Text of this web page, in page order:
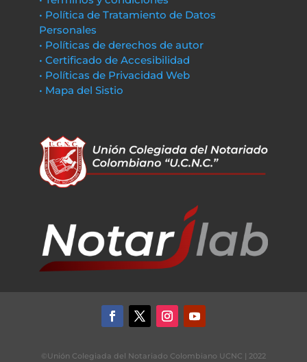
• Política de Tratamiento de Datos
Personales
• Políticas de derechos de autor
• Certificado de Accesibilidad
• Políticas de Privacidad Web
• Mapa del Sistio
©Unión Colegiada del Notariado Colombiano UCNC | 2022